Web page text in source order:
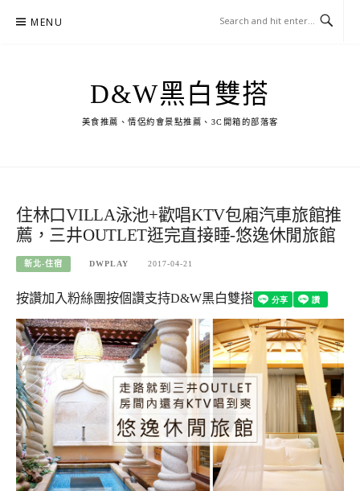
MENU
D&W黑白雙搭
美食推薦、情侶約會景點推薦、3C開箱的部落客
住林口VILLA泳池+歡唱KTV包廂汽車旅館推
薦，三井OUTLET逛完直接睡-悠逸休閒旅館
新北-住宿 DWPLAY 2017-04-21
按讚加入粉絲團按個讚支持D&W黑白雙搭